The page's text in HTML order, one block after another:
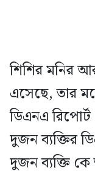
শিশির মনির
এসেছে, তার
ডিএনএ
দুজন ব্যক্তির
দুজন ব্যক্তি কে